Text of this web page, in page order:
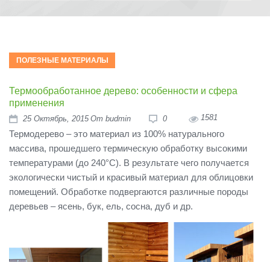
ПОЛЕЗНЫЕ МАТЕРИАЛЫ
Термообработанное дерево: особенности и сфера
применения
25Октябрь, 2015 От budmin 0 1581
Термодерево – это материал из 100% натурального
массива, прошедшего термическую обработку высокими
температурами (до 240°С). В результате чего получается
экологически чистый и красивый материал для облицовки
помещений. Обработке подвергаются различные породы
деревьев – ясень, бук, ель, сосна, дуб и др.